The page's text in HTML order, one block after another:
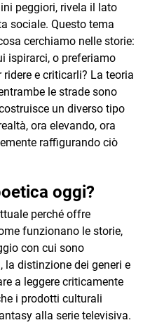
peggiori, rivela il lato
sociale. Questo tema
cerchiamo nelle storie:
ispirarci, o preferiamo
e criticarli? La teoria
le strade sono
un diverso tipo
ora elevando, ora
raffigurando ciò
oggi?
perché offre
funzionano le storie,
con cui sono
la distinzione dei generi e
a leggere criticamente
i prodotti culturali
alla serie televisiva.